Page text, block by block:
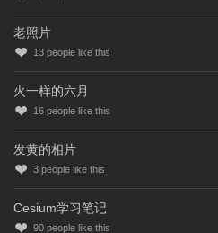
老照片
13 people like this
火一样的六月
16 people like this
发黄的相片
3 people like this
Cesium学习笔记
90 people like this